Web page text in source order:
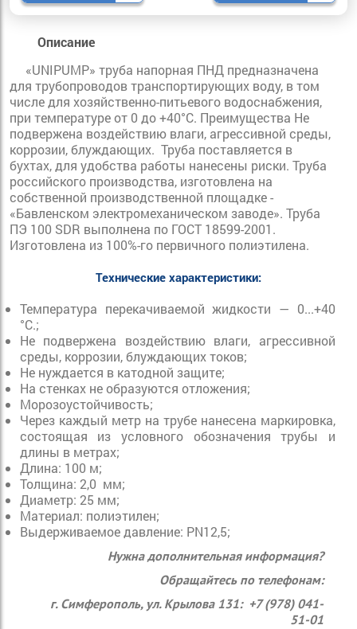
Описание
«UNIPUMP» труба напорная ПНД предназначена
для трубопроводов транспортирующих воду, в том
числе для хозяйственно-питьевого водоснабжения,
при температуре от 0 до +40°С. Преимущества Не
подвержена воздействию влаги, агрессивной среды,
коррозии, блуждающих. Труба поставляется в
бухтах, для удобства работы нанесены риски. Труба
российского производства, изготовлена на
собственной производственной площадке -
«Бавленском электромеханическом заводе». Труба
ПЭ 100 SDR выполнена по ГОСТ 18599-2001.
Изготовлена из 100%-го первичного полиэтилена.
Технические характеристики:
Температура перекачиваемой жидкости — 0...+40
°С.;
Не подвержена воздействию влаги, агрессивной
среды, коррозии, блуждающих токов;
Не нуждается в катодной защите;
На стенках не образуются отложения;
Морозоустойчивость;
Через каждый метр на трубе нанесена маркировка,
состоящая из условного обозначения трубы и
длины в метрах;
Длина: 100 м;
Толщина: 2,0 мм;
Диаметр: 25 мм;
Материал: полиэтилен;
Выдерживаемое давление: PN12,5;
Нужна дополнительная информация?
Обращайтесь по телефонам:
г. Симферополь, ул. Крылова 131: +7 (978) 041-
51-01